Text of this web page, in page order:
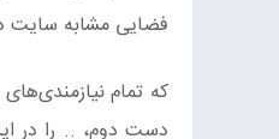
فضایی مشابه سایت
که تمام
دست دوم، .. را در